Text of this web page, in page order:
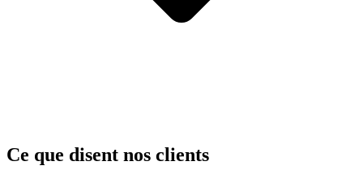
Ce que disent nos clients